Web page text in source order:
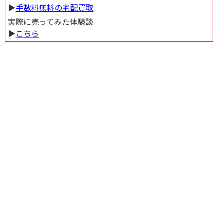
▶︎手数料無料の宅配買取
実際に売ってみた体験談
▶︎こちら